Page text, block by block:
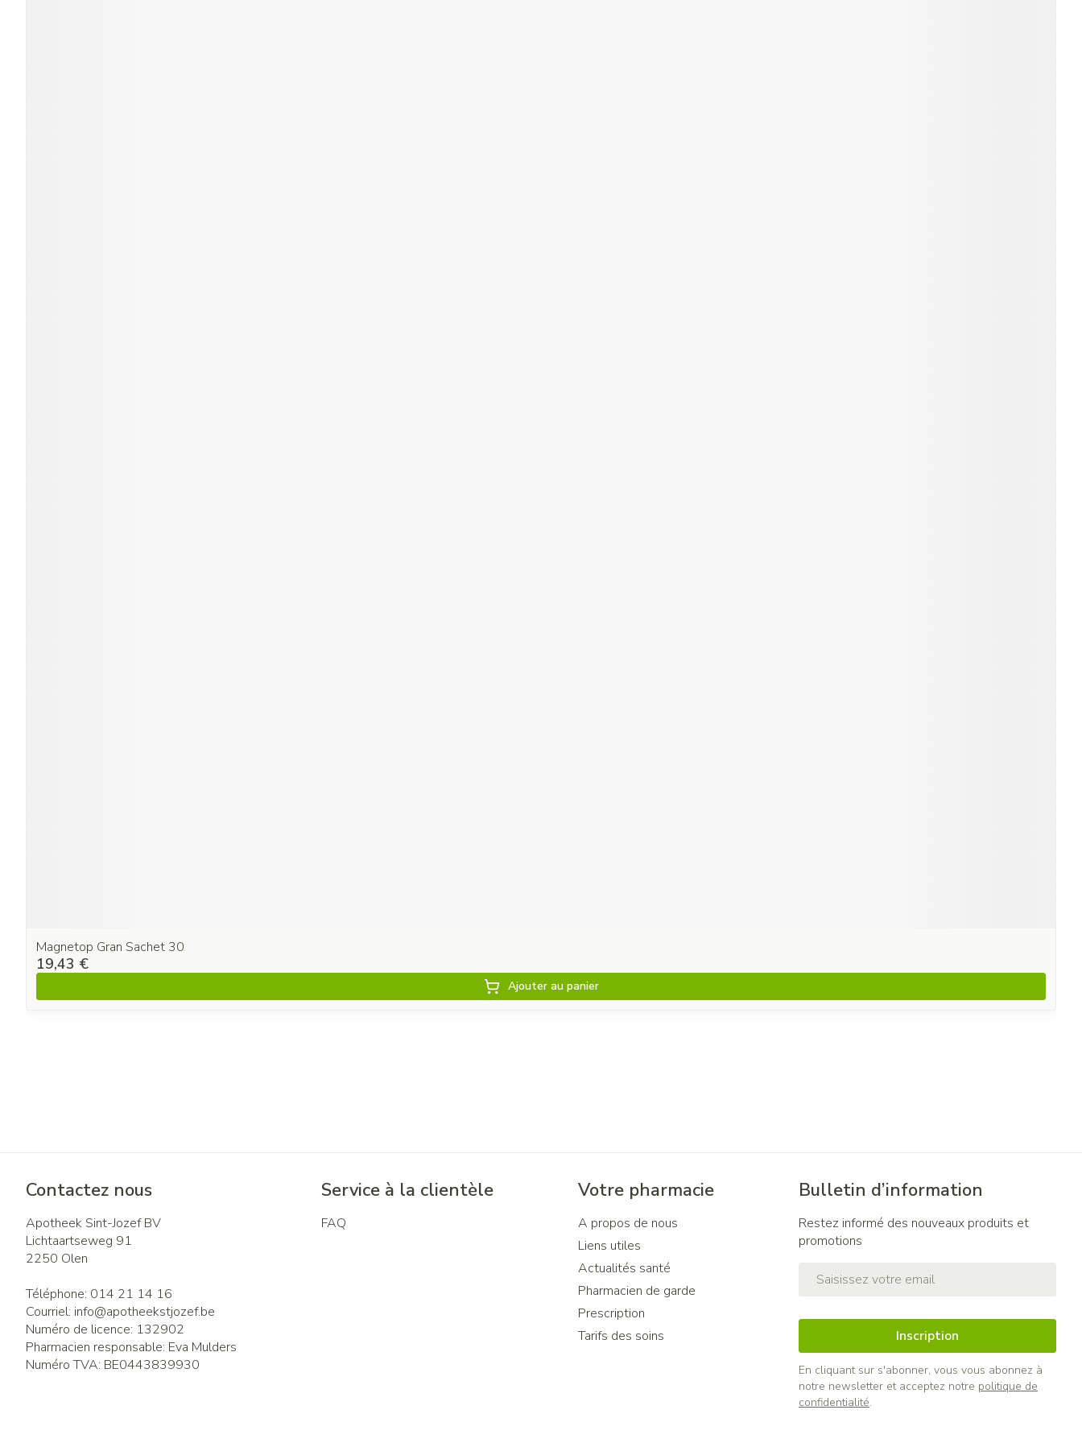
Magnetop Gran Sachet 30
19,43 €
Ajouter au panier
Contactez nous
Apotheek Sint-Jozef BV
Lichtaartseweg 91
2250 Olen
Téléphone: 014 21 14 16
Courriel: info@apotheekstjozef.be
Numéro de licence: 132902
Pharmacien responsable: Eva Mulders
Numéro TVA: BE0443839930
Service à la clientèle
FAQ
Votre pharmacie
A propos de nous
Liens utiles
Actualités santé
Pharmacien de garde
Prescription
Tarifs des soins
Bulletin d’information
Restez informé des nouveaux produits et
promotions
Inscription
En cliquant sur s'abonner, vous vous abonnez à
notre newsletter et acceptez notre politique de
confidentialité.